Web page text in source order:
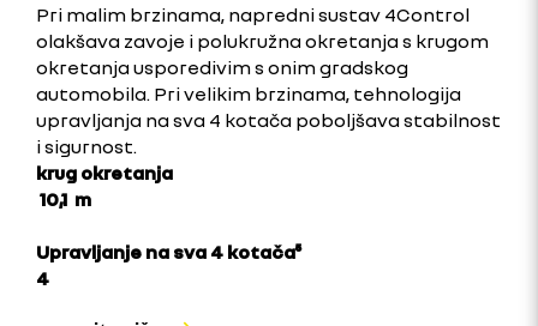
Pri malim brzinama, napredni sustav 4Control
olakšava zavoje i polukružna okretanja s krugom
okretanja usporedivim s onim gradskog
automobila. Pri velikim brzinama, tehnologija
upravljanja na sva 4 kotača poboljšava stabilnost
i sigurnost.
krug okretanja
10,1 m
Upravljanje na sva 4 kotača⁵
4